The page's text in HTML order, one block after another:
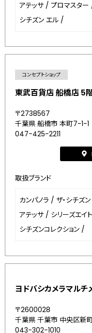
アテッサ / プロマスター
シチズン エル /
コンセプトショップ
東武百貨店 船橋店 5
〒2738567
千葉県 船橋市 本町7-1-1
047-425-2211
取扱ブランド
カンパノラ / ザ・シチズン
アテッサ / シリーズエイト
シチズンコレクション /
ヨドバシカメラマルチ
〒2600028
千葉県 千葉市 中央区新
043-302-1010